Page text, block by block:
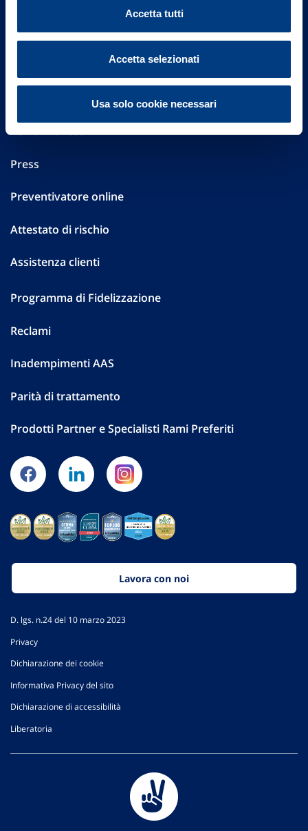
Accetta tutti
Accetta selezionati
Usa solo cookie necessari
Investor Relations
Performances
Press
Preventivatore online
Attestato di rischio
Assistenza clienti
Programma di Fidelizzazione
Reclami
Inadempimenti AAS
Parità di trattamento
Prodotti Partner e Specialisti Rami Preferiti
Lavora con noi
D. lgs. n.24 del 10 marzo 2023
Privacy
Dichiarazione dei cookie
Informativa Privacy del sito
Dichiarazione di accessibilità
Liberatoria